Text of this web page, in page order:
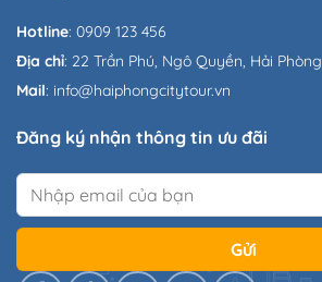
Hotline: 0909 123 456
Địa chỉ: 22 Trần Phú, Ngô Quyền, Hải Phòng
Mail: info@haiphongcitytour.vn
Đăng ký nhận thông tin ưu đãi